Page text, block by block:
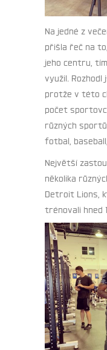
Na jedné z
přišla řeč na
jeho centru,
využil. Rozhodl
protže v této
počet
různých
fotbal,
Největší
několika
Detroit Lions,
trénovali hned